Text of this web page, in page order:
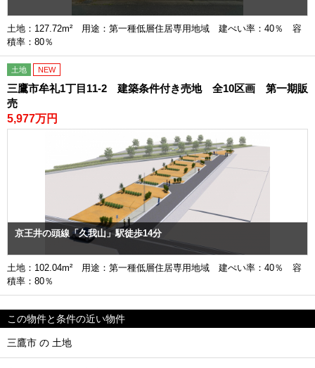
土地：127.72m² 用途：第一種低層住居専用地域 建ぺい率：40％ 容
積率：80％
土地 NEW
三鷹市牟礼1丁目11-2 建築条件付き売地 全10区画 第一期販
売
5,977万円
京王井の頭線「久我山」駅徒歩14分
土地：102.04m² 用途：第一種低層住居専用地域 建ぺい率：40％ 容
積率：80％
この物件と条件の近い物件
三鷹市 の 土地